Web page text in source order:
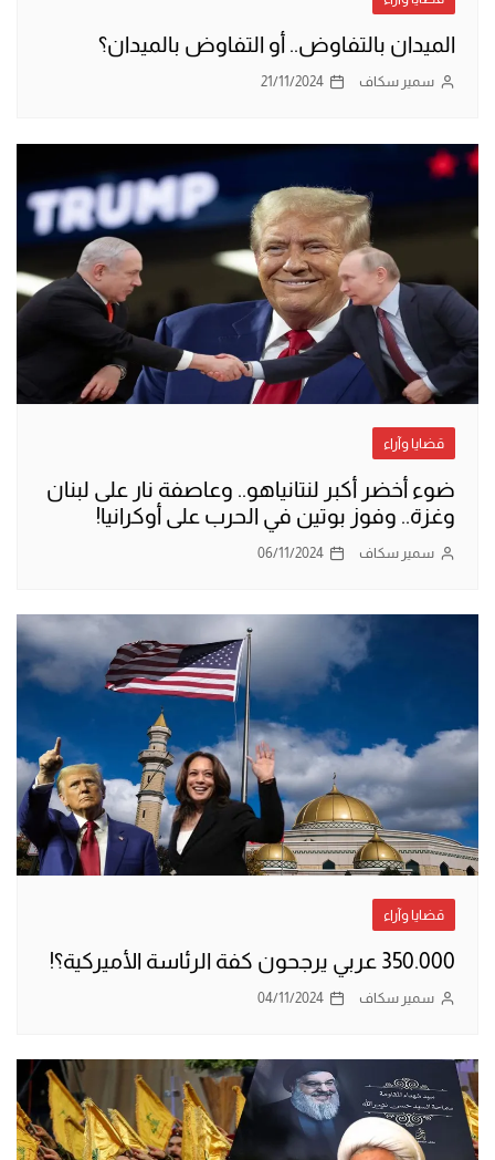
الميدان بالتفاوض.. أو التفاوض بالميدان؟
سمير سكاف 21/11/2024
قضايا وآراء
ضوء أخضر أكبر لنتانياهو.. وعاصفة نار على لبنان
وغزة.. وفوز بوتين في الحرب على أوكرانيا!
سمير سكاف 06/11/2024
قضايا وآراء
350.000 عربي يرجحون كفة الرئاسة الأميركية؟!
سمير سكاف 04/11/2024